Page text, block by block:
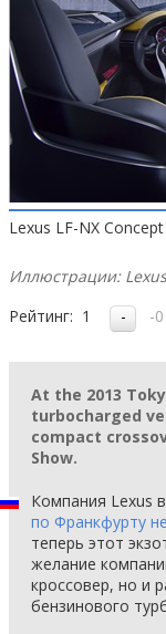
Lexus LF-NX
Иллюстрации: Lexus
Рейтинг: 1 -0
At the 2013
turbocharged
compact
Show.
Компания Lexus
по Франкфурту
теперь этот
желание
кроссовер, но и
бензинового